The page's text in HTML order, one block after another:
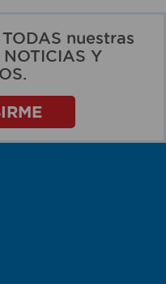
nuestras
NOTICIAS Y